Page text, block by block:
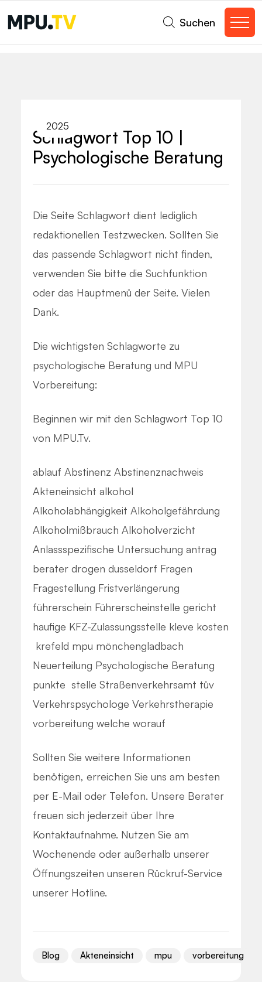
2025
Schlagwort Top 10 |
Psychologische Beratung
Die Seite Schlagwort dient lediglich
redaktionellen Testzwecken. Sollten Sie
das passende Schlagwort nicht finden,
verwenden Sie bitte die Suchfunktion
oder das Hauptmenü der Seite. Vielen
Dank.
Die wichtigsten Schlagworte zu
psychologische Beratung und MPU
Vorbereitung:
Beginnen wir mit den Schlagwort Top 10
von MPU.Tv.
ablauf Abstinenz Abstinenznachweis
Akteneinsicht alkohol
Alkoholabhängigkeit Alkoholgefährdung
Alkoholmißbrauch Alkoholverzicht
Anlassspezifische Untersuchung antrag
berater drogen dusseldorf Fragen
Fragestellung Fristverlängerung
führerschein Führerscheinstelle gericht
haufige KFZ-Zulassungsstelle kleve kosten
krefeld mpu mönchengladbach
Neuerteilung Psychologische Beratung
punkte stelle Straßenverkehrsamt tüv
Verkehrspsychologe Verkehrstherapie
vorbereitung welche worauf
Sollten Sie weitere Informationen
benötigen, erreichen Sie uns am besten
per E-Mail oder Telefon. Unsere Berater
freuen sich jederzeit über Ihre
Kontaktaufnahme. Nutzen Sie am
Wochenende oder außerhalb unserer
Öffnungszeiten unseren Rückruf-Service
unserer Hotline.
Blog Akteneinsicht mpu vorbereitung
Suchen